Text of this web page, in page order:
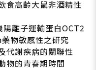
食高齡大鼠非酒精性
離子運輸蛋白OCT2
物敏感性之研究
代謝疾病的關聯性
物的青春期時間